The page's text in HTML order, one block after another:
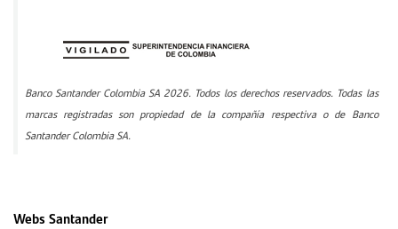
Banco Santander Colombia SA 2026. Todos los derechos reservados. Todas las
marcas registradas son propiedad de la compañía respectiva o de Banco
Santander Colombia SA.
Webs Santander